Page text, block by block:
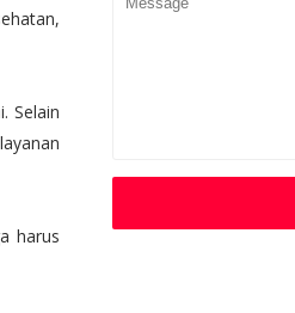
Selain
harus